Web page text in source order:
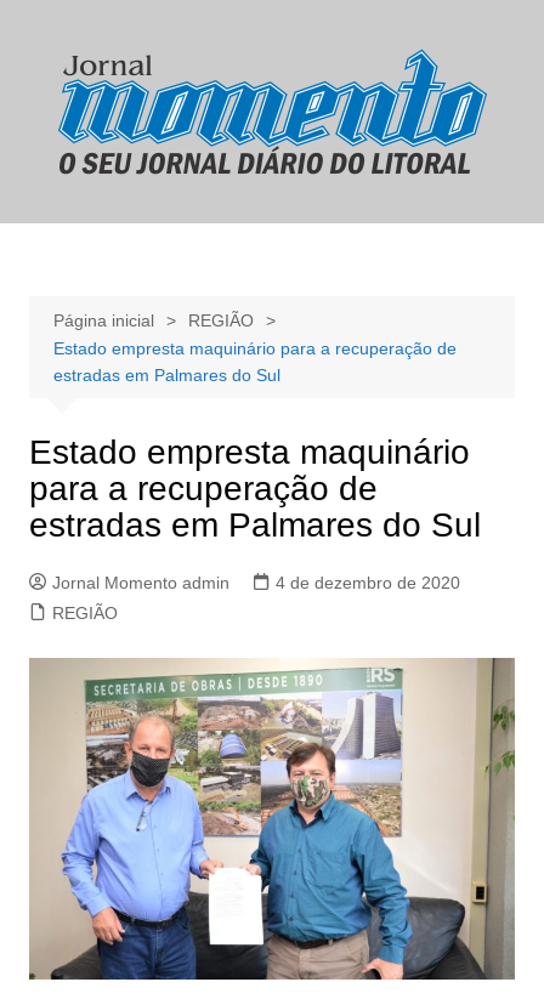
conteúdo
Página inicial
REGIÃO
Estado empresta maquinário para a recuperação de
estradas em Palmares do Sul
Estado empresta maquinário
para a recuperação de
estradas em Palmares do Sul
Jornal Momento admin
4 de dezembro de 2020
REGIÃO